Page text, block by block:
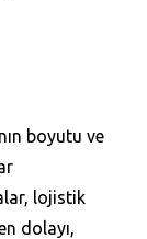
boyutu ve
lojistik
dolayı,